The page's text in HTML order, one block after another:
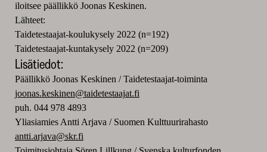
iloitsee päällikkö Joonas Keskinen.
Lähteet:
Taidetestaajat-koulukysely 2022 (n=192)
Taidetestaajat-kuntakysely 2022 (n=209)
Lisätiedot:
Päällikkö Joonas Keskinen / Taidetestaajat-toiminta
joonas.keskinen@taidetestaajat.fi
puh. 044 978 4893
Yliasiamies Antti Arjava / Suomen Kulttuurirahasto
antti.arjava@skr.fi